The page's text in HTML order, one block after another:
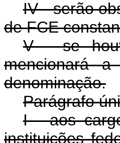
IV - serão
de FCE
V - se
mencionará
denominação.
Parágrafo
I - aos
instituições